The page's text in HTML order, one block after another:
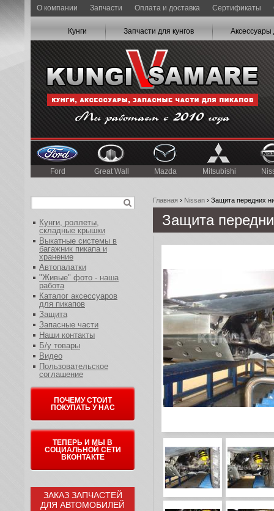
О компании Запчасти Оплата и доставка Сертификаты
Кунги Запчасти для кунгов Аксессуары
Ford Great Wall Mazda Mitsubishi
Главная › Nissan › Защита передних
Защита
Кунги, роллеты,
складные крышки
Выкатные системы в
багажник пикапа и
хранение
Автопалатки
"Живые" фото - наша
работа
Каталог аксессуаров
для пикапов
Защита
Запасные части
Наши контакты
Б/у товары
Видео
Пользовательское
соглашение
ПОЧЕМУ СТОИТ
ПОКУПАТЬ У НАС
ТЕПЕРЬ И МЫ В
СОЦИАЛЬНОЙ СЕТИ
ВКОНТАКТЕ
ЗАКАЗ ЗАПЧАСТЕЙ
ДЛЯ АВТОМОБИЛЕЙ